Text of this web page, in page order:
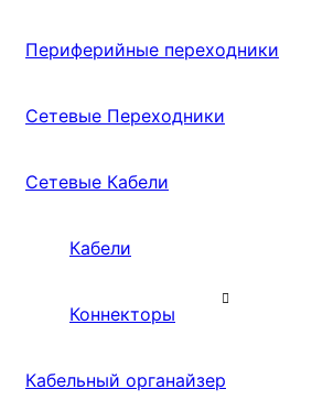
Периферийные переходники
Сетевые Переходники
Сетевые Кабели
Кабели
Коннекторы
Кабельный органайзер